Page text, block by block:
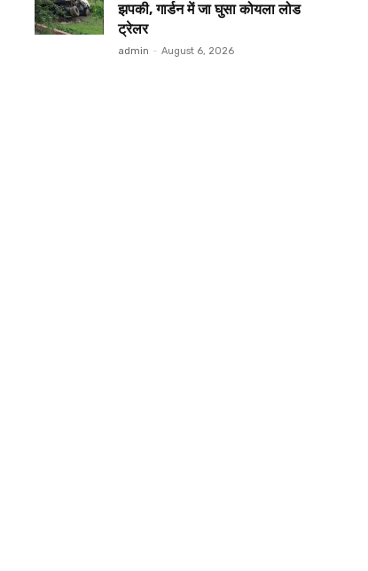
झपकी, गार्डन में जा घुसा कोयला लोड
ट्रेलर
admin - August 6, 2026